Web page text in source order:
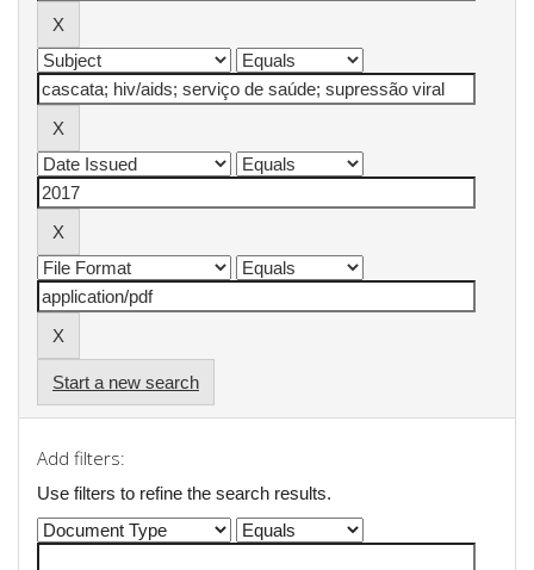
Start a new search
Add filters:
Use filters to refine the search results.